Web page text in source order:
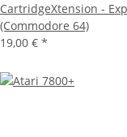
CartridgeXtension -
(Commodore 64)
19,00 € *